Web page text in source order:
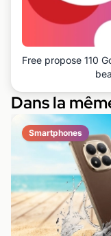
Free propose 110
Dans la
Smartphones